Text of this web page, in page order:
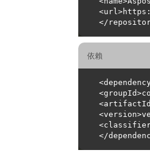
<url>https:
依賴